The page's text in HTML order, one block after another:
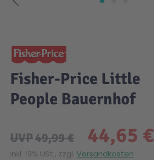
Fisher-Price Little
People Bauernhof
44,65 €
UVP49,99 €
Inkl. 19% USt., zzgl. Versandkosten